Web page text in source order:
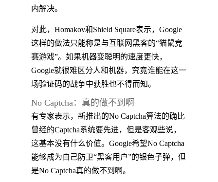
内解决。
对此，Homakov和Shield Square表示，Google
这样的做法只能称是与互联网黑客的“猫鼠竞
赛游戏”。如果机器变聪明的速度更快，
Google就很难区分人和机器，究竟谁能在这一
场验证码的战争中获胜也不得而知。
No Captcha：真的做不到啊
有专家表示，新推出的No Captcha算法的确比
曾经的Captcha系统要先进，但是客观些说，
这基本没有什么价值。Google希望No Captcha
能够成为自己防卫“黑客用户”的银色子弹，但
是No Captcha真的做不到啊。